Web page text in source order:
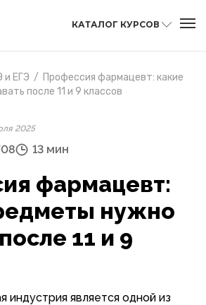
КАТАЛОГ КУРСОВ
и ЕГЭ / Профессия фармацевт: какие
после 11 и 9 классов
2025
13 мин
фармацевт:
нужно
11 и 9
индустрия является одной из